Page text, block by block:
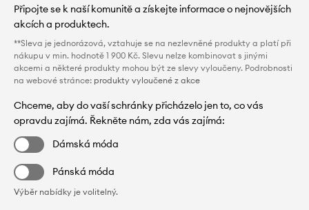
Připojte se k naší komunitě a získejte informace o nejnovějších
akcích a produktech.
**Sleva je jednorázová, vztahuje se na nezlevněné produkty a platí při
nákupu v min. hodnotě 1 900 Kč. Slevu nelze kombinovat s jinými
akcemi a některé produkty mohou být ze slevy vyloučeny. Podrobnosti
na webové stránce: produkty vyloučené z akce
Chceme, aby do vaší schránky přicházelo jen to, co vás
opravdu zajímá. Řekněte nám, zda vás zajímá:
Dámská móda
Pánská móda
Výběr nabídky je volitelný.